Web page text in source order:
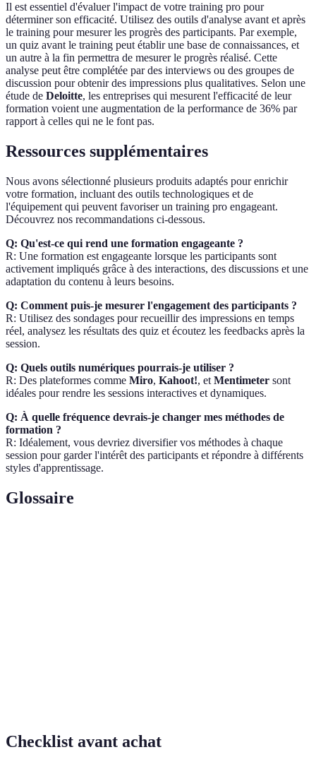
Il est essentiel d'évaluer l'impact de votre training pro pour
déterminer son efficacité. Utilisez des outils d'analyse avant et après
le training pour mesurer les progrès des participants. Par exemple,
un quiz avant le training peut établir une base de connaissances, et
un autre à la fin permettra de mesurer le progrès réalisé. Cette
analyse peut être complétée par des interviews ou des groupes de
discussion pour obtenir des impressions plus qualitatives. Selon une
étude de Deloitte, les entreprises qui mesurent l'efficacité de leur
formation voient une augmentation de la performance de 36% par
rapport à celles qui ne le font pas.
Ressources supplémentaires
Nous avons sélectionné plusieurs produits adaptés pour enrichir
votre formation, incluant des outils technologiques et de
l'équipement qui peuvent favoriser un training pro engageant.
Découvrez nos recommandations ci-dessous.
Q: Qu'est-ce qui rend une formation engageante ?
R: Une formation est engageante lorsque les participants sont
activement impliqués grâce à des interactions, des discussions et une
adaptation du contenu à leurs besoins.
Q: Comment puis-je mesurer l'engagement des participants ?
R: Utilisez des sondages pour recueillir des impressions en temps
réel, analysez les résultats des quiz et écoutez les feedbacks après la
session.
Q: Quels outils numériques pourrais-je utiliser ?
R: Des plateformes comme Miro, Kahoot!, et Mentimeter sont
idéales pour rendre les sessions interactives et dynamiques.
Q: À quelle fréquence devrais-je changer mes méthodes de
formation ?
R: Idéalement, vous devriez diversifier vos méthodes à chaque
session pour garder l'intérêt des participants et répondre à différents
styles d'apprentissage.
Glossaire
Checklist avant achat